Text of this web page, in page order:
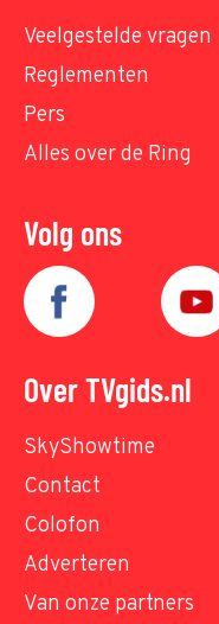
Veelgestelde vragen
Reglementen
Pers
Alles over de Ring
Volg ons
Over TVgids.nl
SkyShowtime
Contact
Colofon
Adverteren
Van onze partners